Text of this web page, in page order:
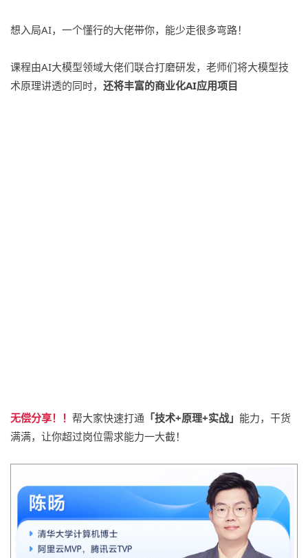
想入局AI，一个懂行的大佬带你，能少走很多弯路！
课程由AI大模型领域大佬们联合打磨研发，老师们将大模型技
术原理讲透的同时， 还将丰富的商业化AI应用项目
无偿分享！！ 帮大家快速打通 「技术+原理+实战」 能力，干货
满满，让你超过岗位需求能力一大截！